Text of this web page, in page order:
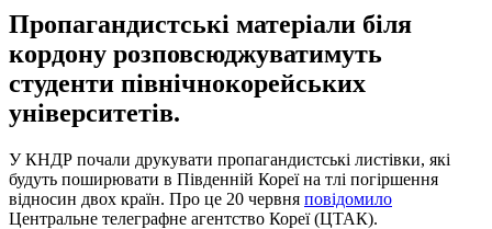
Пропагандистські матеріали біля
кордону розповсюджуватимуть
студенти північнокорейських
університетів.
У КНДР почали друкувати пропагандистські листівки, які
будуть поширювати в Південній Кореї на тлі погіршення
відносин двох країн. Про це 20 червня повідомило
Центральне телеграфне агентство Кореї (ЦТАК).